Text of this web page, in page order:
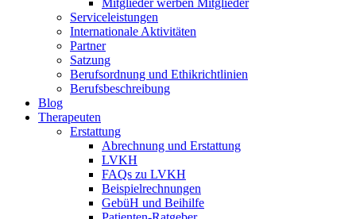
Mitglieder werben Mitglieder
Serviceleistungen
Internationale Aktivitäten
Partner
Satzung
Berufsordnung und Ethikrichtlinien
Berufsbeschreibung
Blog
Therapeuten
Erstattung
Abrechnung und Erstattung
LVKH
FAQs zu LVKH
Beispielrechnungen
GebüH und Beihilfe